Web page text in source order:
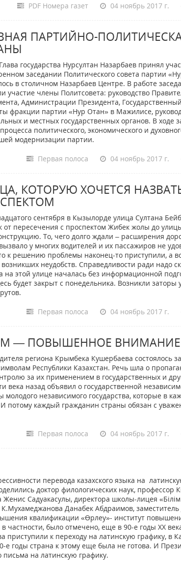
PDF Номера газет 04 ноябрь 2017 г.
ПАРТИЙНО-
государства Нурсултан Назарбаев принял
заседании Политического совета партии
в столичном Назарбаев Центре. В работе
участие члены Политсовета: руководство
Администрации Президента,
фракции партии «Нур Отан» в Мажилисе,
и местных государственных органов. В ходе
политического, экономического и
модернизации партии.
Первая полоса 04 ноябрь 2017 г.
КОТОРУЮ ХОЧЕТСЯ
сентября в Кызылорде улица Султана
от пересечения с проспектом Жибек жолы до
То, чего долго ждали – расширения
у многих водителей и их пассажиров не
к решению проблемы наконец-то приступили, а
возникших неудобств. Справедливости ради надо
на этой улице началась без информационной
будет закрыт с понедельника. Возникли заторы
Первая полоса 04 ноябрь 2017 г.
— ПОВЫШЕННОЕ ВНИМАНИЕ
региона Крымбека Кушербаева состоялось
Республики Казахстан. Речь шла о
за их применением в государственных и
века назад объявил о государственной
независимого государства, которые в
потому каждый гражданин страны обязан с
Первая полоса 04 ноябрь 2017 г.
перевода казахского языка на
доктор филологических наук, профессор
Женис Садуакасулы, директора школы-лицея
Данабек Абдраимов, заместитель
квалификации «Өрлеу»- институт
частности, было отмечено, еще в 90-е годы ХХ
приступили к переходу на латинскую графику, в
годы страна к этому еще была не готова. И
письма на латинскую графику.